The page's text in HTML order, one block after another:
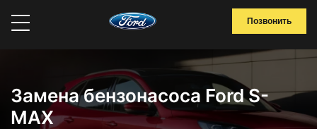
Позвонить
Замена бензонасоса Ford S-
MAX